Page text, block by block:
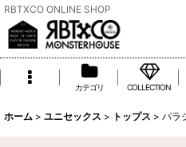
RBTXCO ONLINE SHOP
カテゴリ COLLECTION
ホーム > ユニセックス > トップス > パラ